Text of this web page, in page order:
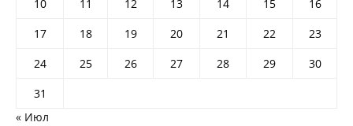
10
11 12 13 14 15
16
17
18 19 20 21 22
23
24
25 26 27 28 29
30
31
« Июл